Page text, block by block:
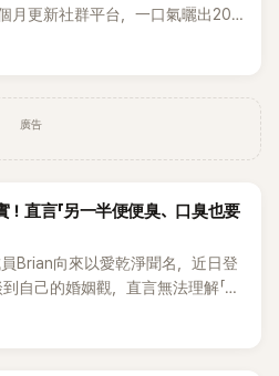
月更新社群平台，一口氣曬出20
喜。不過，比起照片本身，更引
廣告
直言「另一半便便臭、口臭也要
Brian向來以愛乾淨聞名，近日登
自己的婚姻觀，直言無法理解「連
」這種說法，更大方表明自己是不